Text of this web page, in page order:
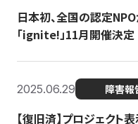
日本初、全国の認定
「ignite!」11月開催決定
2025.06.29 障害報
【復旧済】プロジェクト